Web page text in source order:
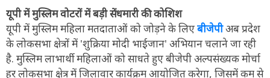
यूपी में मुस्लिम वोटरों में बड़ी सेंधमारी की कोशिश
यूपी में मुस्लिम महिला मतदाताओं को जोड़ने के लिएबीजेपीअब प्रदेश
के लोकसभा क्षेत्रों में 'शुक्रिया मोदी भाईजान' अभियान चलाने जा रही
है. मुस्लिम लाभार्थी महिलाओं को साधते हुए बीजेपी अल्पसंख्यक मोर्चा
हर लोकसभा क्षेत्र में जिलावार कार्यक्रम आयोजित करेगा, जिसमें कम से